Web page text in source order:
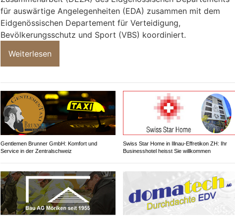
für auswärtige Angelegenheiten (EDA) zusammen mit dem
Eidgenössischen Departement für Verteidigung,
Bevölkerungsschutz und Sport (VBS) koordiniert.
Weiterlesen
Gentlemen Brunner GmbH: Komfort und
Service in der Zentralschweiz
Swiss Star Home in Illnau-Effretikon ZH: Ihr
Businesshotel heisst Sie willkommen